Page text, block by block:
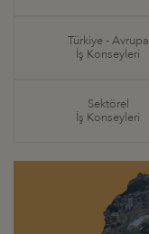
Türkiye - Avrupa
İş Konseyleri
Sektörel
İş Konseyleri